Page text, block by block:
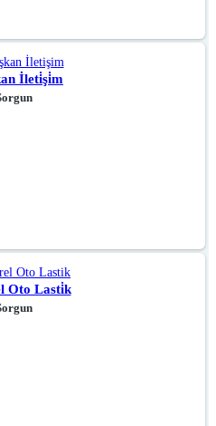
İleti̇şi̇m
Oto Lasti̇k